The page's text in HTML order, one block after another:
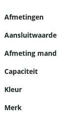
Afmetingen
Aansluitwaarde
Afmeting mand
Capaciteit
Kleur
Merk